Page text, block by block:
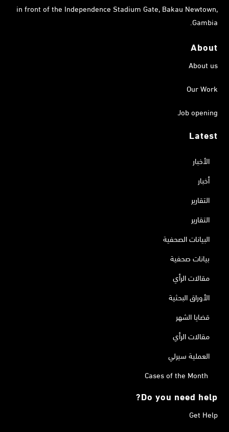
in front of the Independence Stadium Gate, Bakau Newtown,
Gambia.
About
About us
Our Work
Job opening
Latest
الأخبار
أخبار
التقارير
التقارير
البيانات الصحفية
بيانات صحفية
مقالات الرأي
الأوراق البحثية
قضايا الشهر
مقالات الرأي
العملية سيرلي
Cases of the Month
Do you need help?
Get Help